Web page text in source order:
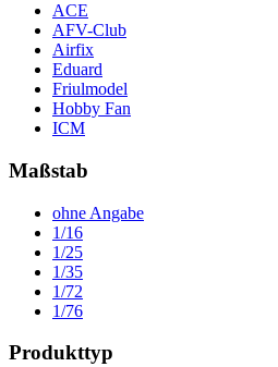
ACE
AFV-Club
Airfix
Eduard
Friulmodel
Hobby Fan
ICM
Maßstab
ohne Angabe
1/16
1/25
1/35
1/72
1/76
Produkttyp